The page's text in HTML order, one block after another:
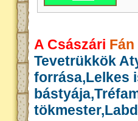
A Császári
Tevetrükkök
forrása,Lelkes